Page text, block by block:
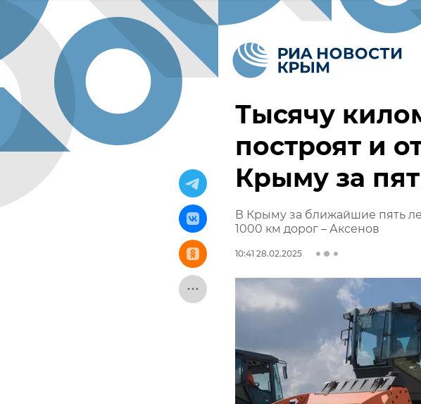
Тысячу
построят и
Крыму за
В Крыму за ближайшие пять
1000 км дорог – Аксенов
10:41 28.02.2025